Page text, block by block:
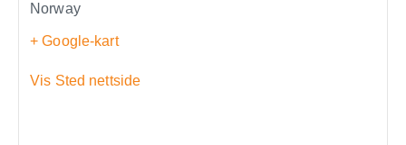
Norway
+ Google-kart
Vis Sted nettside